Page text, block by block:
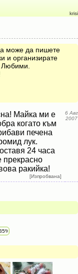
krisi
може да пишете
и организирате
Любими.
Майка ми е
когато към
печена
лук.
24 часа
прекрасно
ракийка!
[Изпробвана]
6 Авг
2007